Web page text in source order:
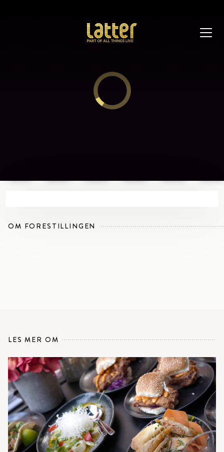
OM FORESTILLINGEN
LES MER OM